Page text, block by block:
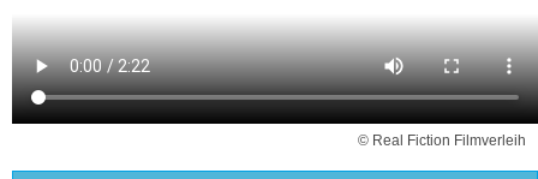
© Real Fiction Filmverleih